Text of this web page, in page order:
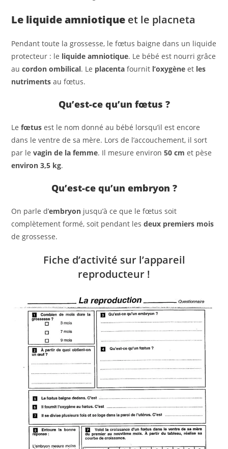
Le liquide amniotique et le placneta
Pendant toute la grossesse, le fœtus baigne dans un liquide
protecteur : le liquide amniotique. Le bébé est nourri grâce
aucordon ombilical. Le placenta fournit l’oxygène et les
nutriments au fœtus.
Qu’est-ce qu’un fœtus ?
Lefœtus est le nom donné au bébé lorsqu’il est encore
dans le ventre de sa mère. Lors de l’accouchement, il sort
par levagin de la femme. Il mesure environ50 cm et pèse
environ 3,5 kg.
Qu’est-ce qu’un embryon ?
On parle d’embryon jusqu’à ce que le fœtus soit
complètement formé, soit pendant lesdeux premiers mois
de grossesse.
Fiche d’activité sur l’appareil
reproducteur !